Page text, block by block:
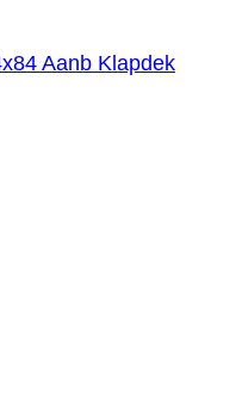
Aanb Klapdek